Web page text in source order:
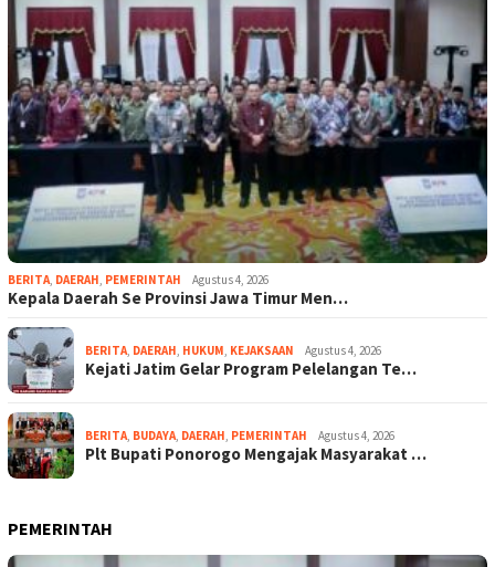
BERITA, DAERAH, PEMERINTAH Agustus 4, 2026
Kepala Daerah Se Provinsi Jawa Timur Men…
BERITA, DAERAH, HUKUM, KEJAKSAAN Agustus 4, 2026
Kejati Jatim Gelar Program Pelelangan Te…
BERITA, BUDAYA, DAERAH, PEMERINTAH Agustus 4, 2026
Plt Bupati Ponorogo Mengajak Masyarakat …
PEMERINTAH